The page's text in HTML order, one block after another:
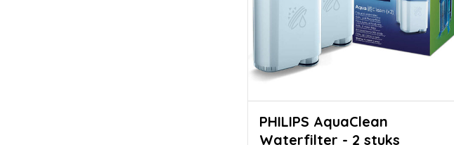
PHILIPS AquaClean
Waterfilter - 2 stuks